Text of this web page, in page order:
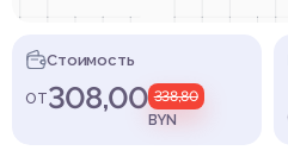
Стоимость
от308,00 338,80
BYN